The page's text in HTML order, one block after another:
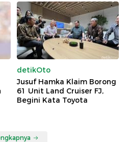
detikOto
Jusuf Hamka Klaim Borong
61 Unit Land Cruiser FJ,
Begini Kata Toyota